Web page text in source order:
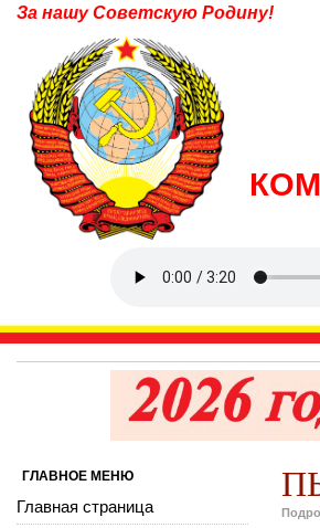
За нашу Советскую Родину!
ГЛАВНОЕ МЕНЮ
Главная страница